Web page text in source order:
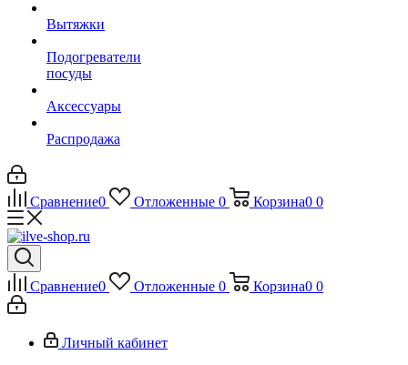
Вытяжки
Подогреватели
посуды
Аксессуары
Распродажа
Сравнение0 Отложенные 0 Корзина0 0
Сравнение0 Отложенные 0 Корзина0 0
Личный кабинет